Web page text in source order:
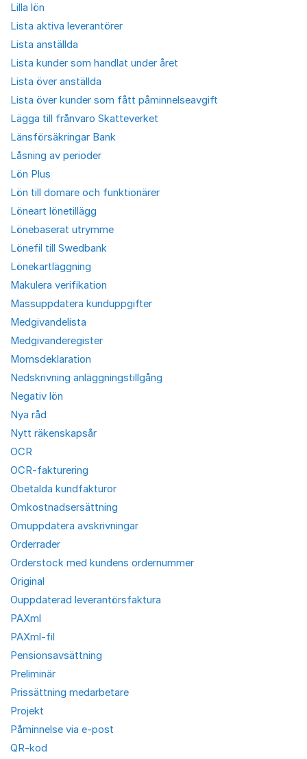
Lilla lön
Lista aktiva leverantörer
Lista anställda
Lista kunder som handlat under året
Lista över anställda
Lista över kunder som fått påminnelseavgift
Lägga till frånvaro Skatteverket
Länsförsäkringar Bank
Låsning av perioder
Lön Plus
Lön till domare och funktionärer
Löneart lönetillägg
Lönebaserat utrymme
Lönefil till Swedbank
Lönekartläggning
Makulera verifikation
Massuppdatera kunduppgifter
Medgivandelista
Medgivanderegister
Momsdeklaration
Nedskrivning anläggningstillgång
Negativ lön
Nya råd
Nytt räkenskapsår
OCR
OCR-fakturering
Obetalda kundfakturor
Omkostnadsersättning
Omuppdatera avskrivningar
Orderrader
Orderstock med kundens ordernummer
Original
Ouppdaterad leverantörsfaktura
PAXml
PAXml-fil
Pensionsavsättning
Preliminär
Prissättning medarbetare
Projekt
Påminnelse via e-post
QR-kod